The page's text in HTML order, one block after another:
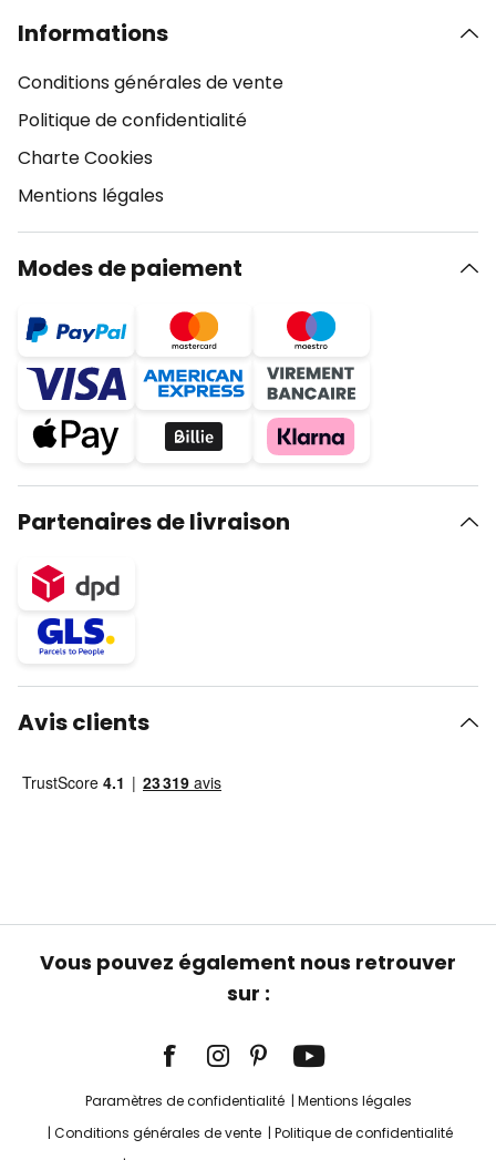
Informations
Conditions générales de vente
Politique de confidentialité
Charte Cookies
Mentions légales
Modes de paiement
Partenaires de livraison
Avis clients
Vous pouvez également nous retrouver
sur :
Paramètres de confidentialité
Mentions légales
Conditions générales de vente
Politique de confidentialité